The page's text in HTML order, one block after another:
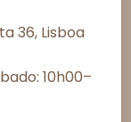
tecnologias
do
ou IDs únicos
podem
36, Lisboa
10h00–